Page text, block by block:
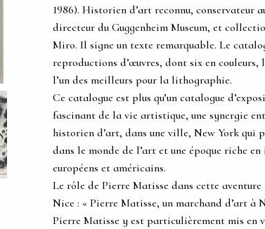
1986). Historien d’art reconnu, conservateur
directeur du Guggenheim Museum, et
Miro. Il signe un texte remarquable. Le
reproductions d’œuvres, dont six en
l’un des meilleurs pour la lithographie.
Ce catalogue est plus qu’un catalogue
fascinant de la vie artistique, une synergie
historien d’art, dans une ville, New York qui
dans le monde de l’art et une époque riche
européens et américains.
Le rôle de Pierre Matisse dans cette
Nice : « Pierre Matisse, un marchand d’art à
Pierre Matisse y est particulièrement mis en